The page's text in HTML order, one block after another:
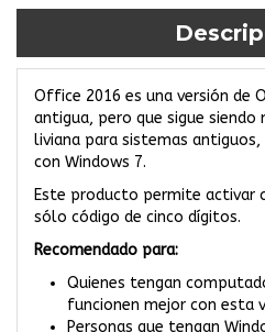
Office 2016 es una versión de
antigua, pero que sigue
liviana para sistemas
con Windows 7.
Este producto permite activar
sólo código de cinco dígitos.
Recomendado para:
Quienes tengan
funcionen mejor con esta
Personas que tengan